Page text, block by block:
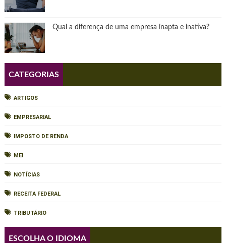
Qual a diferença de uma empresa inapta e inativa?
CATEGORIAS
ARTIGOS
EMPRESARIAL
IMPOSTO DE RENDA
MEI
NOTÍCIAS
RECEITA FEDERAL
TRIBUTÁRIO
ESCOLHA O IDIOMA